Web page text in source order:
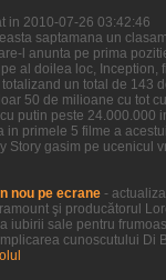
in 2010-07-26 03:42:46
saptamana un
l anunta pe prima
al doilea loc,
un total de 143
50 de milioane cu tot
putin peste
primele 5 filme a
Story gasim pe
nou pe ecrane -
şi producătorul
iubirii sale pentru
cunoscutului Di